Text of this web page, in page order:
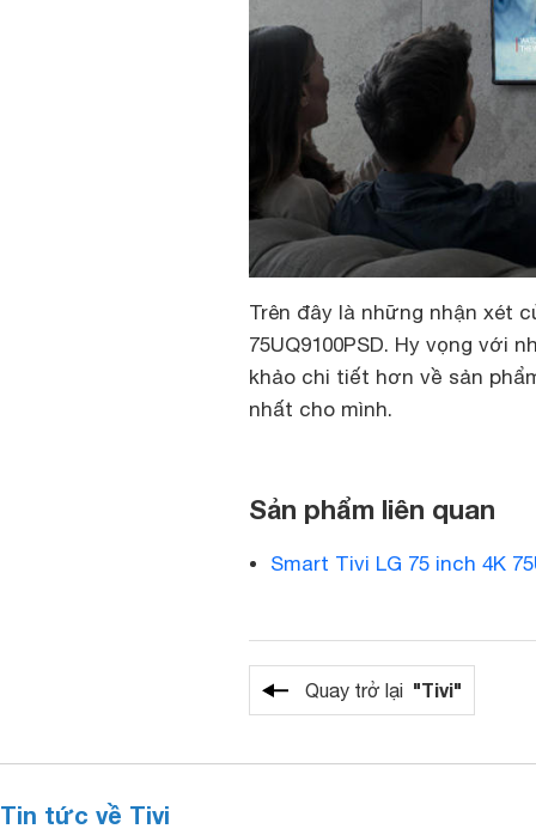
Trên đây là những nhận xét
75UQ9100PSD. Hy vọng với
khảo chi tiết hơn về sản
nhất cho mình.
Sản phẩm liên quan
Smart Tivi LG 75 inch 4K
Quay trở lại "Tivi"
Tin tức về Tivi